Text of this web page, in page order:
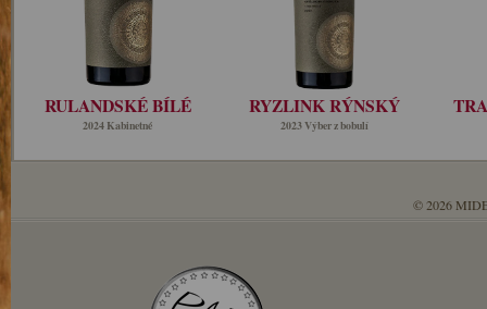
RULANDSKÉ BÍLÉ
2024 Kabinetné
RYZLINK RÝNSKÝ
2023 Výber z bobulí
© 2026